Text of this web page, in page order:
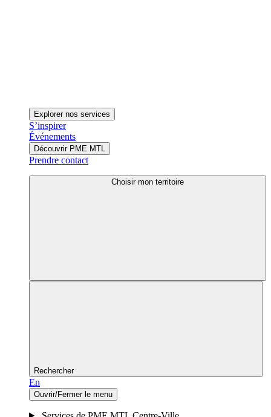
Explorer nos services
S’inspirer
Événements
Découvrir PME MTL
Prendre contact
Choisir mon territoire
Rechercher
En
Ouvrir/Fermer le menu